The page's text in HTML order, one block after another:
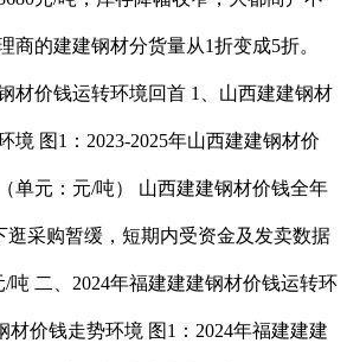
商的建建钢材分货量从1折变成5折。
材价钱运转环境回首 1、山西建建钢材
境 图1：2023-2025年山西建建钢材价
单元：元/吨） 山西建建钢材价钱全年
逛采购暂缓，短期内受资金及发卖数据
吨 二、2024年福建建建钢材价钱运转环
材价钱走势环境 图1：2024年福建建建